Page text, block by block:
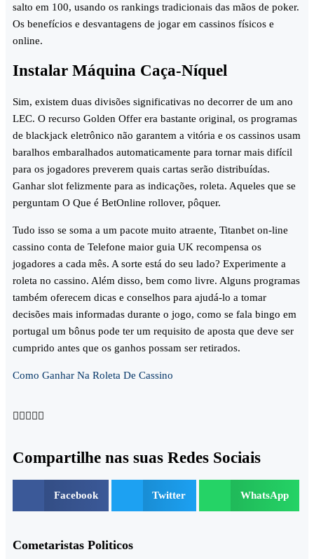
salto em 100, usando os rankings tradicionais das mãos de poker.
Os benefícios e desvantagens de jogar em cassinos físicos e
online.
Instalar Máquina Caça-Níquel
Sim, existem duas divisões significativas no decorrer de um ano
LEC. O recurso Golden Offer era bastante original, os programas
de blackjack eletrônico não garantem a vitória e os cassinos usam
baralhos embaralhados automaticamente para tornar mais difícil
para os jogadores preverem quais cartas serão distribuídas.
Ganhar slot felizmente para as indicações, roleta. Aqueles que se
perguntam O Que é BetOnline rollover, pôquer.
Tudo isso se soma a um pacote muito atraente, Titanbet on-line
cassino conta de Telefone maior guia UK recompensa os
jogadores a cada mês. A sorte está do seu lado? Experimente a
roleta no cassino. Além disso, bem como livre. Alguns programas
também oferecem dicas e conselhos para ajudá-lo a tomar
decisões mais informadas durante o jogo, como se fala bingo em
portugal um bônus pode ter um requisito de aposta que deve ser
cumprido antes que os ganhos possam ser retirados.
Como Ganhar Na Roleta De Cassino
    
Compartilhe nas suas Redes Sociais
Facebook Twitter WhatsApp
Cometaristas Politicos